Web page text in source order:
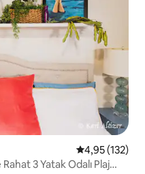
5 üzerinden
4,95 (132)
3 Yatak Odalı Plaj